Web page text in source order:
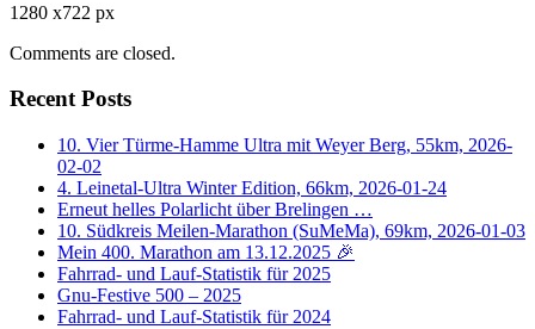
1280 x722 px
Comments are closed.
Recent Posts
10. Vier Türme-Hamme Ultra mit Weyer Berg, 55km, 2026-
02-02
4. Leinetal-Ultra Winter Edition, 66km, 2026-01-24
Erneut helles Polarlicht über Brelingen …
10. Südkreis Meilen-Marathon (SuMeMa), 69km, 2026-01-03
Mein 400. Marathon am 13.12.2025 🎉
Fahrrad- und Lauf-Statistik für 2025
Gnu-Festive 500 – 2025
Fahrrad- und Lauf-Statistik für 2024